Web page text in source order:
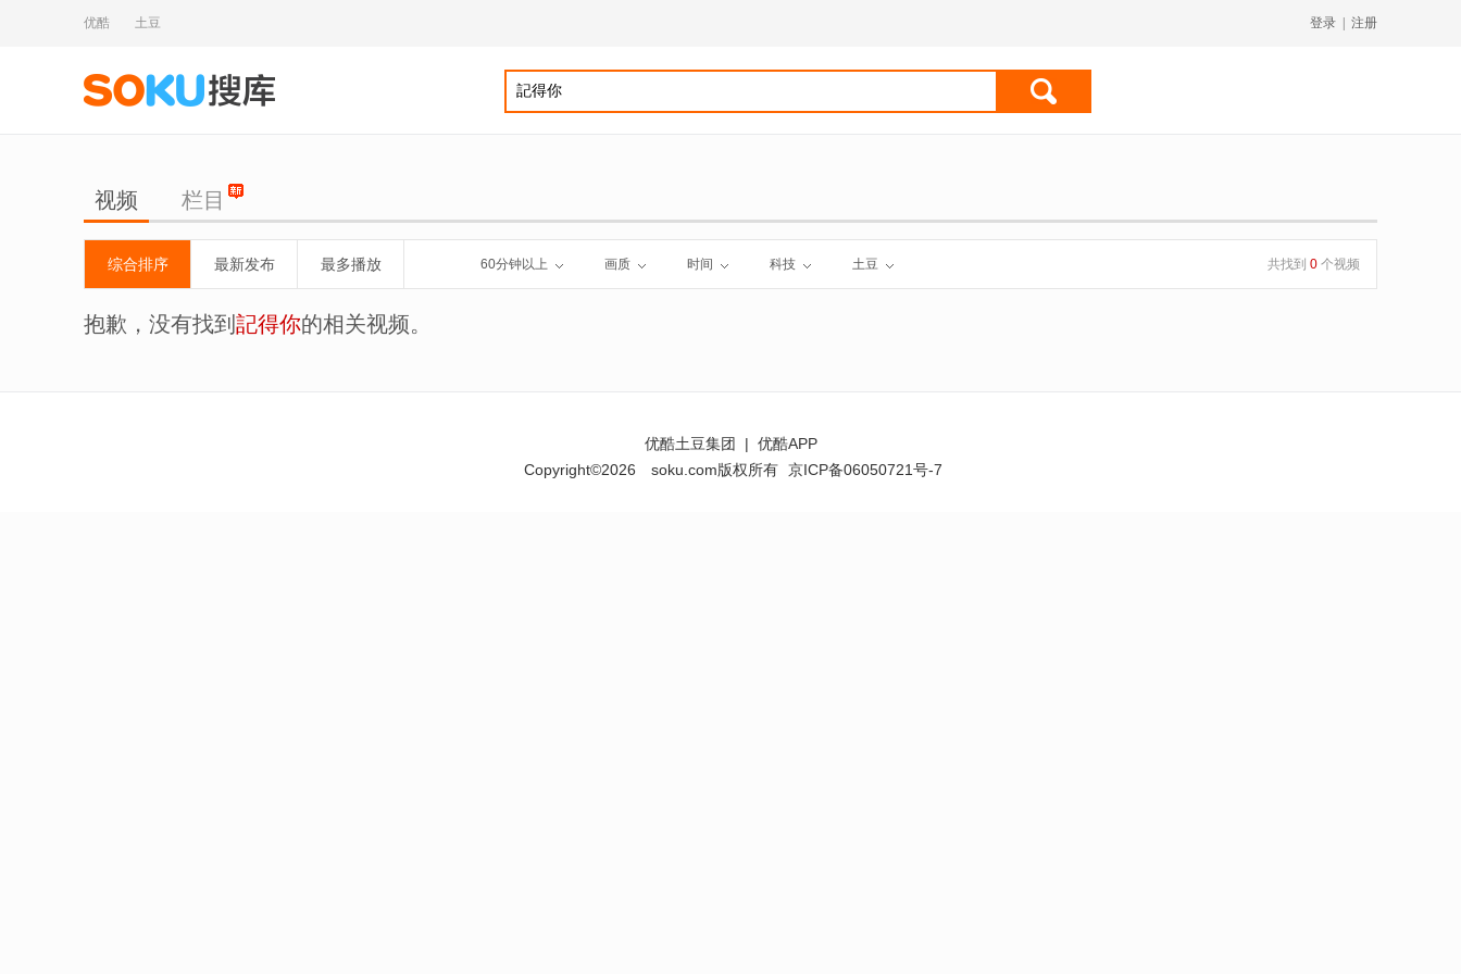
优酷 土豆 登录 注册
视频 栏目
综合排序 最新发布 最多播放 60分钟以上 画质 时间 科技 土豆 共找到 0 个视频
抱歉，没有找到 記得你的相关视频。
优酷土豆集团 | 优酷APP
Copyright©2026
soku.com版权所有 京ICP备06050721号-7